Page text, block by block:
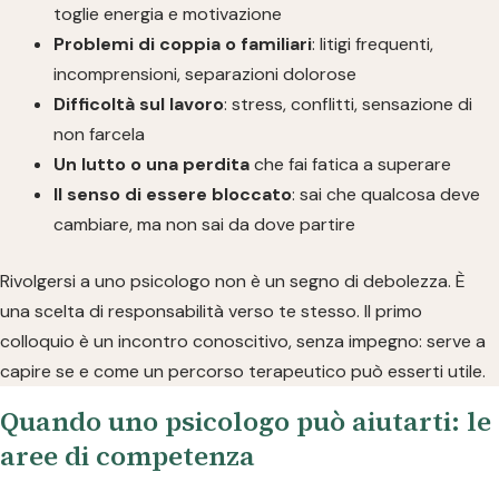
toglie energia e motivazione
Problemi di coppia o familiari: litigi frequenti,
incomprensioni, separazioni dolorose
Difficoltà sul lavoro: stress, conflitti, sensazione di
non farcela
Un lutto o una perditache fai fatica a superare
Il senso di essere bloccato: sai che qualcosa deve
cambiare, ma non sai da dove partire
Rivolgersi a uno psicologo non è un segno di debolezza. È
una scelta di responsabilità verso te stesso. Il primo
colloquio è un incontro conoscitivo, senza impegno: serve a
capire se e come un percorso terapeutico può esserti utile.
Quando uno psicologo può aiutarti: le
aree di competenza